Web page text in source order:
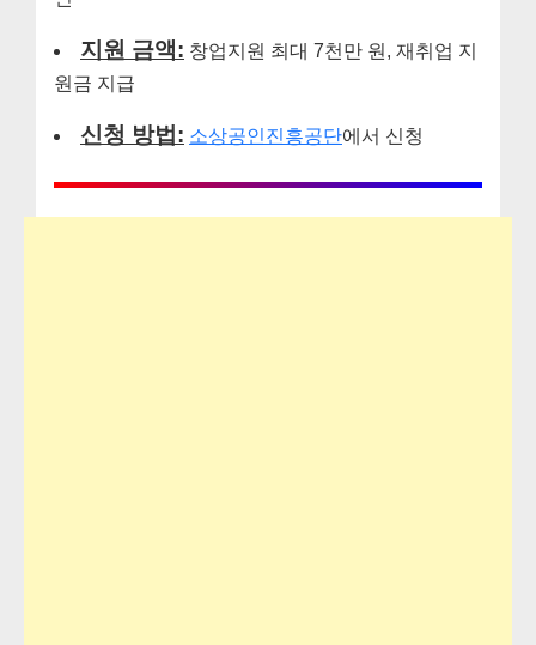
지원 금액: 창업지원 최대 7천만 원, 재취업 지
원금 지급
신청 방법: 소상공인진흥공단에서 신청